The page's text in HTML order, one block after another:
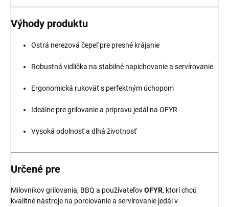
Výhody produktu
Ostrá nerezová čepeľ pre presné krájanie
Robustná vidlička na stabilné napichovanie a servírovanie
Ergonomická rukoväť s perfektným úchopom
Ideálne pre grilovanie a prípravu jedál na OFYR
Vysoká odolnosť a dlhá životnosť
Určené pre
Milovníkov grilovania, BBQ a používateľovOFYR, ktorí chcú
kvalitné nástroje na porciovanie a servírovanie jedál v